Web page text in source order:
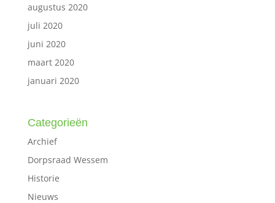
augustus 2020
juli 2020
juni 2020
maart 2020
januari 2020
Categorieën
Archief
Dorpsraad Wessem
Historie
Nieuws